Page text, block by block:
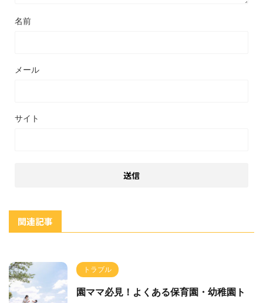
名前
メール
サイト
関連記事
トラブル
園ママ必見！よくある保育園・幼稚園ト